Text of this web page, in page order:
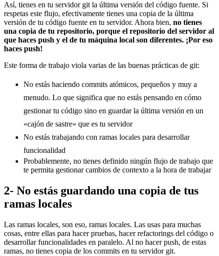
Así, tienes en tu servidor git la última versión del código fuente. Si
respetas este flujo, efectivamente tienes una copia de la última
versión de tu código fuente en tu servidor. Ahora bien, no tienes
una copia de tu repositorio, porque el repositorio del servidor al
que haces push y el de tu máquina local son diferentes. ¡Por eso
haces push!
Este forma de trabajo viola varias de las buenas prácticas de git:
No estás haciendo commits atómicos, pequeños y muy a
menudo. Lo que significa que no estás pensando en cómo
gestionar tu código sino en guardar la última versión en un
«cajón de sastre» que es tu servidor
No estás trabajando con ramas locales para desarrollar
funcionalidad
Probablemente, no tienes definido ningún flujo de trabajo que
te permita gestionar cambios de contexto a la hora de trabajar
2- No estás guardando una copia de tus
ramas locales
Las ramas locales, son eso, ramas locales. Las usas para muchas
cosas, entre ellas para hacer pruebas, hacer refactorings del código o
desarrollar funcionalidades en paralelo. Al no hacer push, de estas
ramas, no tienes copia de los commits en tu servidor git.